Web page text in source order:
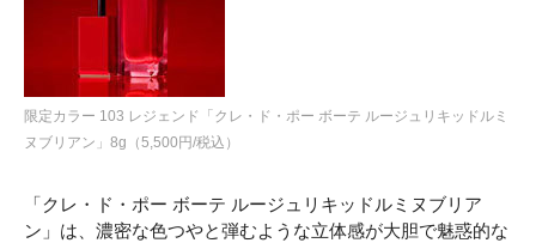
限定カラー 103 レジェンド「クレ・ド・ポー ボーテ ルージュリキッドルミ
ヌブリアン」8g（5,500円/税込）
「クレ・ド・ポー ボーテ ルージュリキッドルミヌブリア
ン」は、濃密な色つやと弾むような立体感が大胆で魅惑的な